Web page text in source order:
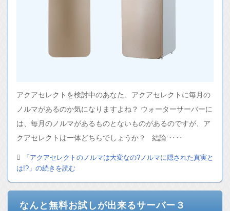
アクアセレクトを検討中のあなた、アクアセレクトに毎月の
ノルマがあるのか気になりますよね？ ウォーターサーバーに
は、毎月のノルマがあるものとないものがあるのですが、ア
クアセレクトは一体どちらでしょうか？ 結論 ‥‥
「アクアセレクトのノルマは大変なの?ノルマに隠された真実と
は!?」の続きを読む
なんと無料お試しが出来るサーバー３